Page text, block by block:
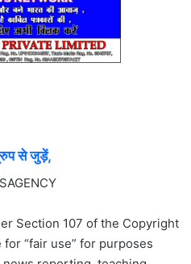
से जुड़ें,
Section 107 of the Copyright
for “fair use” for purposes